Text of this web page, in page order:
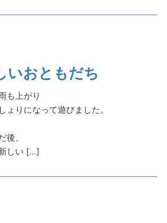
いおともだち
も上がり
ょりになって遊びました。
後、
しい [...]